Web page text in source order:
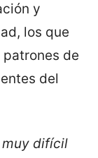
y
los que
de
del
muy difícil